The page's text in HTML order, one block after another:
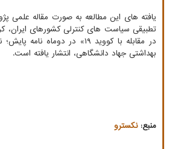
یافته های این مطالعه به صورت مقاله علمی
تطبیقی سیاست های کنترلی کشورهای ایران،
در مقابله با کووید ۱۹» در دوماه
بهداشتی جهاد دانشگاهی، انتشار یافته است.
منبع:نكسترو